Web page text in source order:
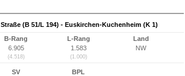
(B 51/L 194) - Euskirchen-Kuchenheim (K 1)
B-Rang
6.905
(4.518)
L-Rang
1.583
(1.000)
Land
NW
SV
BPL